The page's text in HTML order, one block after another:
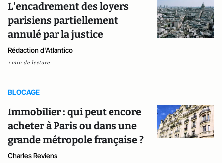
L'encadrement des loyers
parisiens partiellement
annulé par la justice
Rédaction d'Atlantico
1 min de lecture
BLOCAGE
Immobilier : qui peut encore
acheter à Paris ou dans une
grande métropole française ?
Charles Reviens